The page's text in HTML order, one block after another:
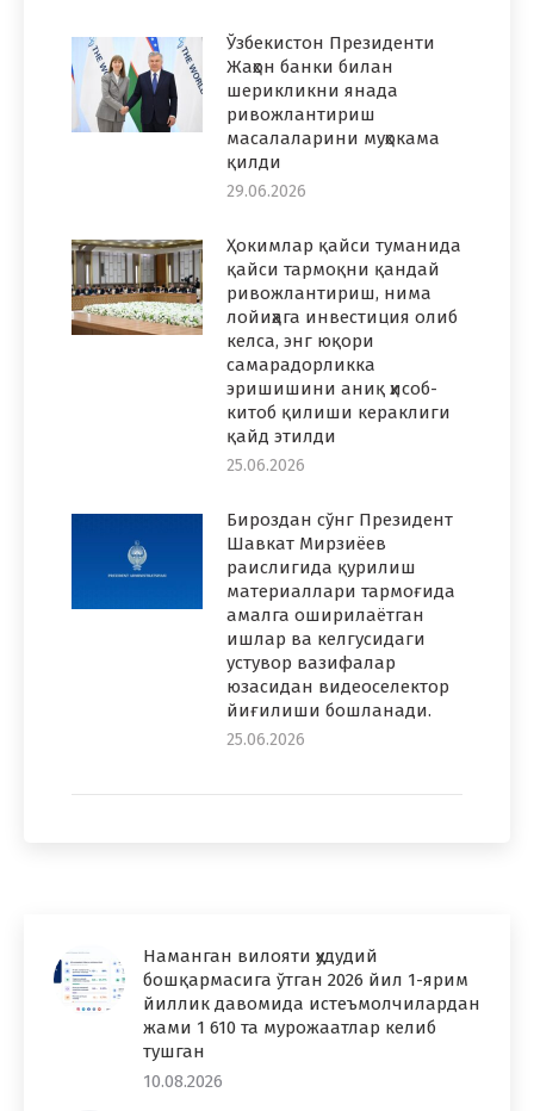
Ўзбекистон Президенти
Жаҳон банки билан
шерикликни янада
ривожлантириш
масалаларини муҳокама
қилди
29.06.2026
Ҳокимлар қайси туманида
қайси тармоқни қандай
ривожлантириш, нима
лойиҳага инвестиция олиб
келса, энг юқори
самарадорликка
эришишини аниқ ҳисоб-
китоб қилиши кераклиги
қайд этилди
25.06.2026
Бироздан сўнг Президент
Шавкат Мирзиёев
раислигида қурилиш
материаллари тармоғида
амалга оширилаётган
ишлар ва келгусидаги
устувор вазифалар
юзасидан видеоселектор
йиғилиши бошланади.
25.06.2026
Наманган вилояти ҳудудий
бошқармасига ўтган 2026 йил 1-ярим
йиллик давомида истеъмолчилардан
жами 1 610 та мурожаатлар келиб
тушган
10.08.2026